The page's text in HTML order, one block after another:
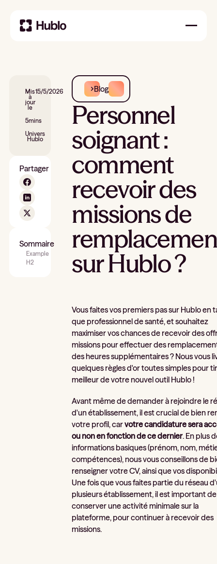
Mis
à
jour
le
15/5/2026
5mins
Univers
Hublo
Partager
Sommaire
Example
H2
Blog
Personnel
soignant :
comment
recevoir des
missions de
sur Hublo ?
Vous faites vos premiers pas sur Hublo en
que professionnel de santé, et souhaitez
maximiser vos chances de recevoir des
missions pour effectuer des
des heures supplémentaires ? Nous vous
quelques règles d'or toutes simples pour
meilleur de votre nouvel outil Hublo !
Avant même de demander à rejoindre le
d'un établissement, il est crucial de bien
votre profil, carvotre candidature sera
ou non en fonction de ce dernier. En plus
informations basiques (prénom, nom,
compétences), nous vous conseillons de
renseigner votre CV, ainsi que vos
Une fois que vous faites partie du réseau
plusieurs établissement, il est important de
conserver une activité minimale sur la
plateforme, pour continuer à recevoir des
missions.